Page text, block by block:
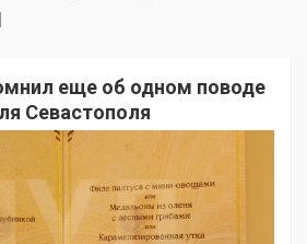
еще об одном поводе
Севастополя